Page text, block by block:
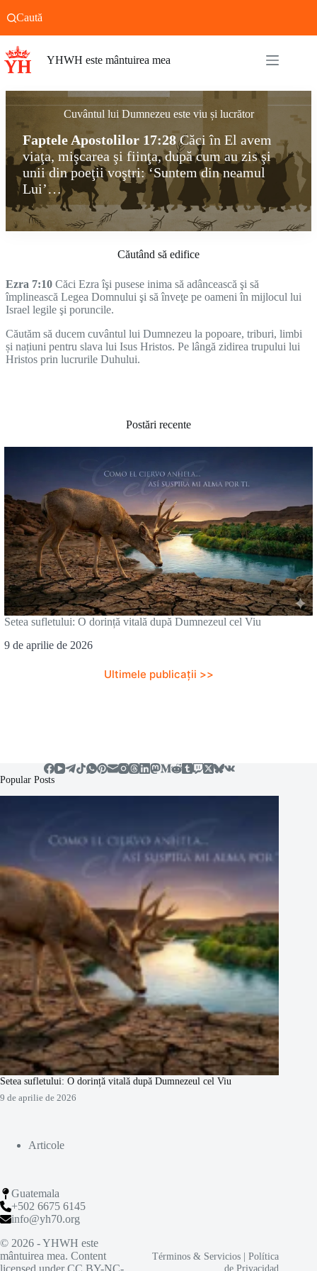
Caută
YHWH este mântuirea mea
Cuvântul lui Dumnezeu este viu și lucrător
Faptele Apostolilor 17:28Căci în El avem
viaţa, mişcarea şi fiinţa, după cum au zis şi
unii din poeţii voştri: ‘Suntem din neamul
Lui’…
Căutând să edifice
Ezra 7:10 Căci Ezra îşi pusese inima să adâncească şi să
împlinească Legea Domnului şi să înveţe pe oameni în mijlocul lui
Israel legile şi poruncile.
Căutăm să ducem cuvântul lui Dumnezeu la popoare, triburi, limbi
și națiuni pentru slava lui Isus Hristos. Pe lângă zidirea trupului lui
Hristos prin lucrurile Duhului.
Postări recente
Setea sufletului: O dorință vitală după Dumnezeul cel Viu
9 de aprilie de 2026
Ultimele publicații >>
Popular Posts
Setea sufletului: O dorință vitală după Dumnezeul cel Viu
9 de aprilie de 2026
Articole
Guatemala
+502 6675 6145
info@yh70.org
© 2026 - YHWH este
mântuirea mea. Content
Términos & Servicios |Política
de Privacidad